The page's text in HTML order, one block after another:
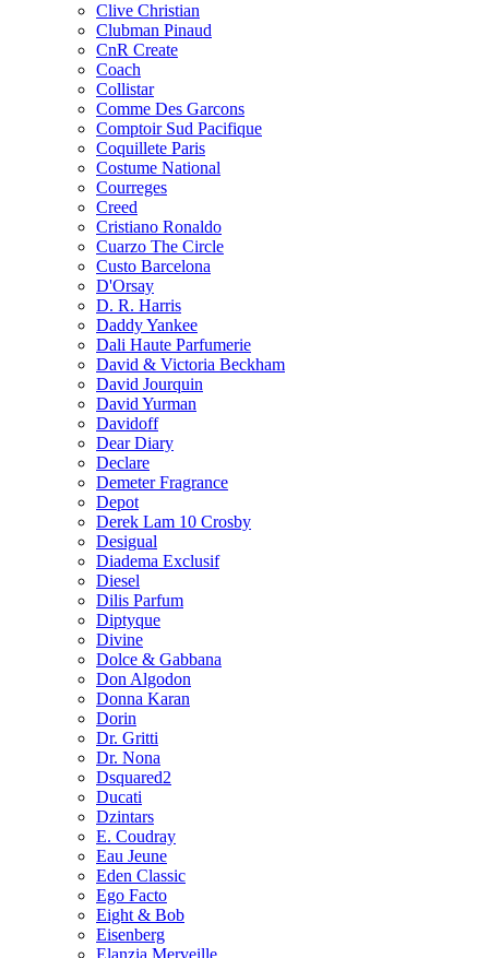
Clive Christian
Clubman Pinaud
CnR Create
Coach
Collistar
Comme Des Garcons
Comptoir Sud Pacifique
Coquillete Paris
Costume National
Courreges
Creed
Cristiano Ronaldo
Cuarzo The Circle
Custo Barcelona
D'Orsay
D. R. Harris
Daddy Yankee
Dali Haute Parfumerie
David & Victoria Beckham
David Jourquin
David Yurman
Davidoff
Dear Diary
Declare
Demeter Fragrance
Depot
Derek Lam 10 Crosby
Desigual
Diadema Exclusif
Diesel
Dilis Parfum
Diptyque
Divine
Dolce & Gabbana
Don Algodon
Donna Karan
Dorin
Dr. Gritti
Dr. Nona
Dsquared2
Ducati
Dzintars
E. Coudray
Eau Jeune
Eden Classic
Ego Facto
Eight & Bob
Eisenberg